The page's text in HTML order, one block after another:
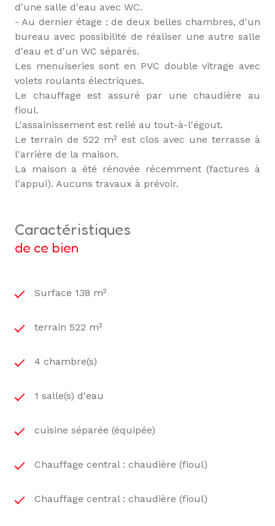
d'une salle d'eau avec WC.
- Au dernier étage : de deux belles chambres, d'un
bureau avec possibilité de réaliser une autre salle
d'eau et d'un WC séparés.
Les menuiseries sont en PVC double vitrage avec
volets roulants électriques.
Le chauffage est assuré par une chaudière au
fioul.
L'assainissement est relié au tout-à-l'égout.
Le terrain de 522 m² est clos avec une terrasse à
l'arrière de la maison.
La maison a été rénovée récemment (factures à
l'appui). Aucuns travaux à prévoir.
caractéristiques
de ce bien
Surface 138 m²
terrain 522 m²
4 chambre(s)
1 salle(s) d'eau
cuisine séparée (équipée)
Chauffage central : chaudière (fioul)
Chauffage central : chaudière (fioul)